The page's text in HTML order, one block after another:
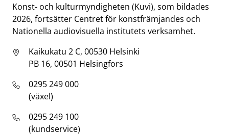
Konst- och kulturmyndigheten (Kuvi), som bildades
2026, fortsätter Centret för konstfrämjandes och
Nationella audiovisuella institutets verksamhet.
Kaikukatu 2 C, 00530 Helsinki
PB 16, 00501 Helsingfors
0295 249 000
(växel)
0295 249 100
(kundservice)